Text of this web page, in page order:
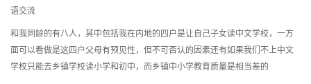
语交流
和我同龄的有八人，其中包括我在内地的四户是让自己子女读中文学校，一方
面可以看做是这四户父母有预见性，但不可否认的因素还有如果我们不上中文
学校只能去乡镇学校读小学和初中，而乡镇中小学教育质量是相当差的